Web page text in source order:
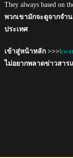
They always based on
พวกเขามักจะดูจากจำ
ประเทศ
เข้าสู่หน้าหลัก >>>
ไม่อยากพลาดข่าวสา